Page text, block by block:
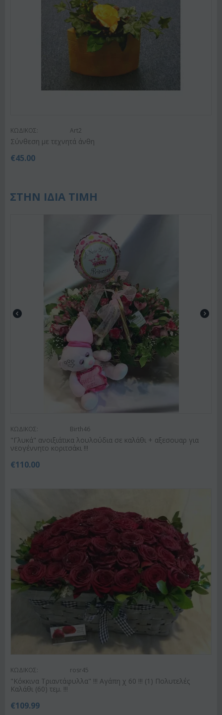
ΚΩΔΙΚΟΣ: Art2
Σύνθεση με τεχνητά άνθη
€45.00
ΣΤΗΝ ΙΔΙΑ ΤΙΜΗ
ΚΩΔΙΚΟΣ: Birth46
"Γλυκά" ανοιξιάτικα λουλούδια σε καλάθι + αξεσουαρ για
νεογέννητο κοριτσάκι !!!
€110.00
ΚΩΔΙΚΟΣ: rosr45
"Κόκκινα Τριαντάφυλλα" !!! Αγάπη χ 60 !!! (1) Πολυτελές
Καλάθι (60) τεμ. !!!
€109.99